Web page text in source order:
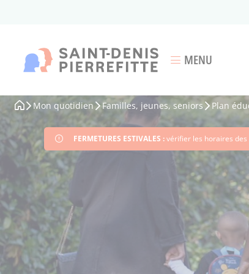
Ouvrir le menu
MENU
FERMETURES ESTIVALES :vérifier les horaires
Fil
Mon quotidien Familles, jeunes, seniors Plan